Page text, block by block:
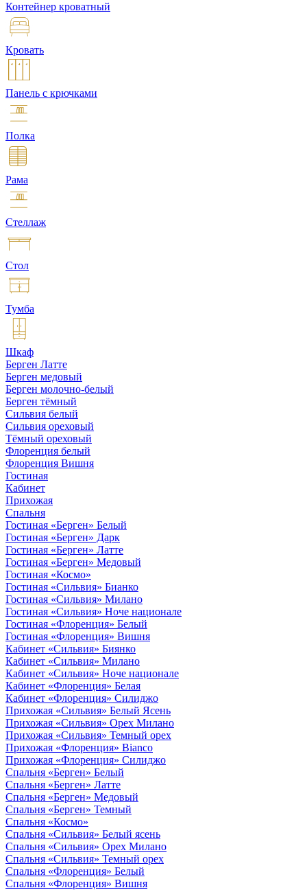
Контейнер кроватный
Кровать
Панель с крючками
Полка
Рама
Стеллаж
Стол
Тумба
Шкаф
Берген Латте
Берген медовый
Берген молочно-белый
Берген тёмный
Сильвия белый
Сильвия ореховый
Тёмный ореховый
Флоренция белый
Флоренция Вишня
Гостиная
Кабинет
Прихожая
Спальня
Гостиная «Берген» Белый
Гостиная «Берген» Дарк
Гостиная «Берген» Латте
Гостиная «Берген» Медовый
Гостиная «Космо»
Гостиная «Сильвия» Бианко
Гостиная «Сильвия» Милано
Гостиная «Сильвия» Ноче национале
Гостиная «Флоренция» Белый
Гостиная «Флоренция» Вишня
Кабинет «Сильвия» Биянко
Кабинет «Сильвия» Милано
Кабинет «Сильвия» Ноче национале
Кабинет «Флоренция» Белая
Кабинет «Флоренция» Силиджо
Прихожая «Сильвия» Белый Ясень
Прихожая «Сильвия» Орех Милано
Прихожая «Сильвия» Темный орех
Прихожая «Флоренция» Bianco
Прихожая «Флоренция» Силиджо
Спальня «Берген» Белый
Спальня «Берген» Латте
Спальня «Берген» Медовый
Спальня «Берген» Темный
Спальня «Космо»
Спальня «Сильвия» Белый ясень
Спальня «Сильвия» Орех Милано
Спальня «Сильвия» Темный орех
Спальня «Флоренция» Белый
Спальня «Флоренция» Вишня